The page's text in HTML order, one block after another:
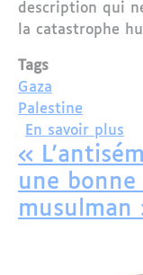
description qui
la catastrophe
Tags
Gaza
Palestine
En savoir plus
«
une
musulman